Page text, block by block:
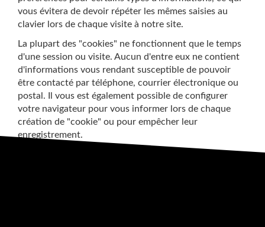
vous évitera de devoir répéter les mêmes saisies au
clavier lors de chaque visite à notre site.
La plupart des "cookies" ne fonctionnent que le temps
d'une session ou visite. Aucun d'entre eux ne contient
d'informations vous rendant susceptible de pouvoir
être contacté par téléphone, courrier électronique ou
postal. Il vous est également possible de configurer
votre navigateur pour vous informer lors de chaque
création de "cookie" ou pour empêcher leur
enregistrement.